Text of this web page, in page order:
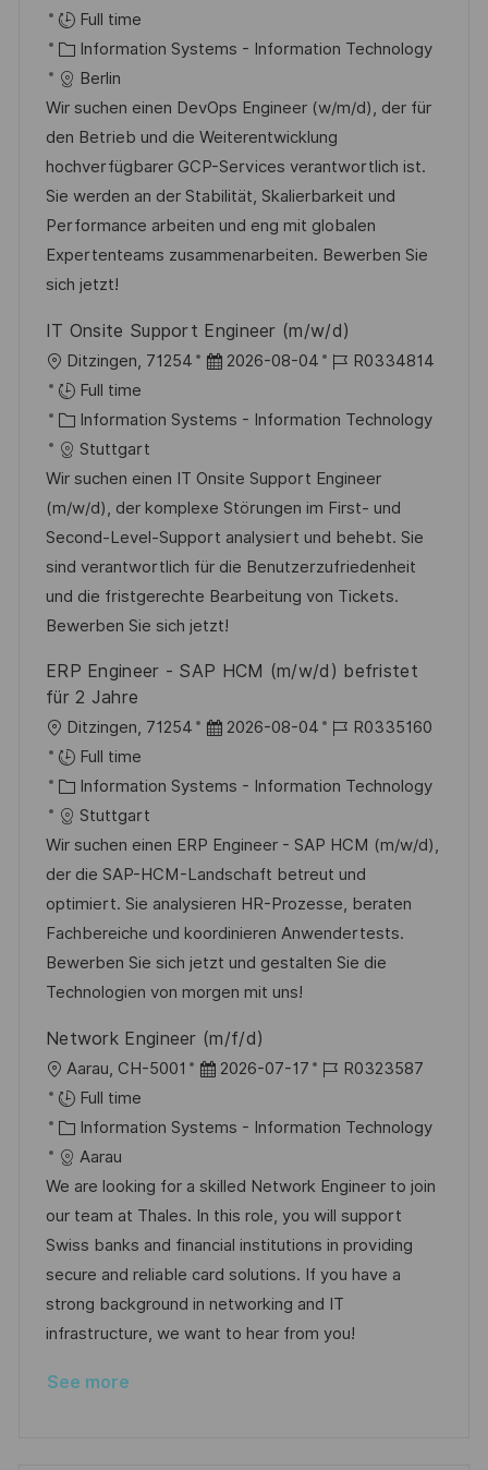
o
c
a
t
i
o
n
s
e
d
D
a
t
e
b
d
Full time
C
a
t
e
g
o
r
y
Information Systems - Information Technology
Berlin
Wir suchen einen DevOps Engineer (w/m/d), der für
den Betrieb und die Weiterentwicklung
hochverfügbarer GCP-Services verantwortlich ist.
Sie werden an der Stabilität, Skalierbarkeit und
Performance arbeiten und eng mit globalen
Expertenteams zusammenarbeiten. Bewerben Sie
sich jetzt!
IT Onsite Support Engineer (m/w/d)
L
o
c
a
t
i
o
n
Ditzingen, 71254
P
s
e
d
D
a
t
e
2026-08-04
J
b
d
R0334814
Full time
C
a
t
e
g
o
r
y
Information Systems - Information Technology
Stuttgart
Wir suchen einen IT Onsite Support Engineer
(m/w/d), der komplexe Störungen im First- und
Second-Level-Support analysiert und behebt. Sie
sind verantwortlich für die Benutzerzufriedenheit
und die fristgerechte Bearbeitung von Tickets.
Bewerben Sie sich jetzt!
ERP Engineer - SAP HCM (m/w/d) befristet
für 2 Jahre
L
o
c
a
t
i
o
n
Ditzingen, 71254
P
s
e
d
D
a
t
e
2026-08-04
J
b
d
R0335160
Full time
C
a
t
e
g
o
r
y
Information Systems - Information Technology
Stuttgart
Wir suchen einen ERP Engineer - SAP HCM (m/w/d),
der die SAP-HCM-Landschaft betreut und
optimiert. Sie analysieren HR-Prozesse, beraten
Fachbereiche und koordinieren Anwendertests.
Bewerben Sie sich jetzt und gestalten Sie die
Technologien von morgen mit uns!
Network Engineer (m/f/d)
L
o
c
a
t
i
o
n
Aarau, CH-5001
P
s
e
d
D
a
t
e
2026-07-17
J
b
d
R0323587
Full time
C
a
t
e
g
o
r
y
Information Systems - Information Technology
Aarau
We are looking for a skilled Network Engineer to join
our team at Thales. In this role, you will support
Swiss banks and financial institutions in providing
secure and reliable card solutions. If you have a
strong background in networking and IT
infrastructure, we want to hear from you!
See more